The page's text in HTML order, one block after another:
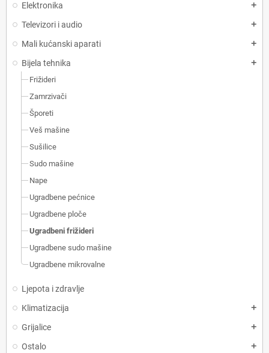
Elektronika add
Televizori i audio add
Mali kućanski aparati add
Bijela tehnika add
Frižideri
Zamrzivači
Šporeti
Veš mašine
Sušilice
Sudo mašine
Nape
Ugradbene pećnice
Ugradbene ploče
Ugradbeni frižideri
Ugradbene sudo mašine
Ugradbene mikrovalne
Ljepota i zdravlje
Klimatizacija
add
Grijalice add
Ostalo add